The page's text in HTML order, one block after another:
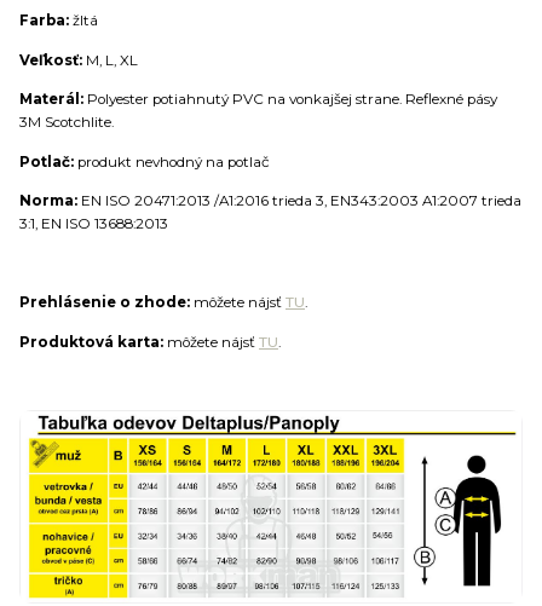
Farba: žltá
Veľkosť: M, L, XL
Materál: Polyester potiahnutý PVC na vonkajšej strane. Reflexné pásy
3M Scotchlite.
Potlač: produkt nevhodný na potlač
Norma: EN ISO 20471:2013 /A1:2016 trieda 3, EN343:2003 A1:2007 trieda
3:1, EN ISO 13688:2013
Prehlásenie o zhode: môžete nájsť TU.
Produktová karta: môžete nájsť TU